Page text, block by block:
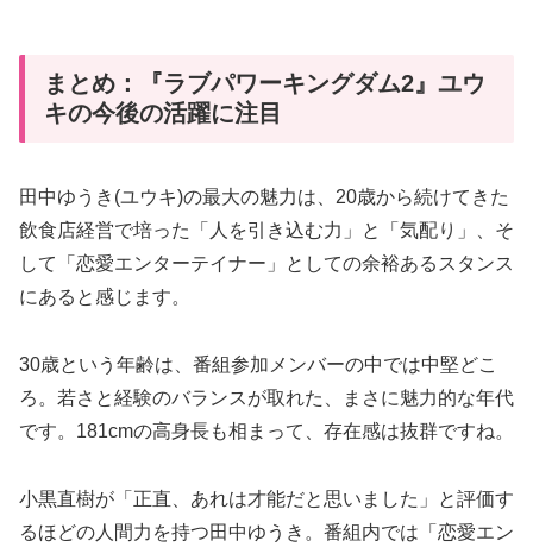
まとめ：『ラブパワーキングダム2』ユウ
キの今後の活躍に注目
田中ゆうき(ユウキ)の最大の魅力は、20歳から続けてきた
飲食店経営で培った「人を引き込む力」と「気配り」、そ
して「恋愛エンターテイナー」としての余裕あるスタンス
にあると感じます。
30歳という年齢は、番組参加メンバーの中では中堅どこ
ろ。若さと経験のバランスが取れた、まさに魅力的な年代
です。181cmの高身長も相まって、存在感は抜群ですね。
小黒直樹が「正直、あれは才能だと思いました」と評価す
るほどの人間力を持つ田中ゆうき。番組内では「恋愛エン